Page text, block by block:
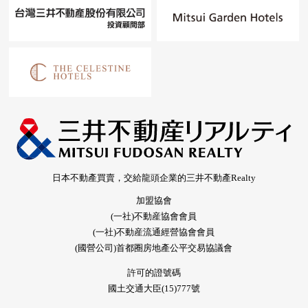
日本不動產買賣，交給龍頭企業的三井不動產Realty
加盟協會
(一社)不動産協會會員
(一社)不動産流通經營協會會員
(國營公司)首都圈房地產公平交易協議會
許可的證號碼
國土交通大臣(15)777號